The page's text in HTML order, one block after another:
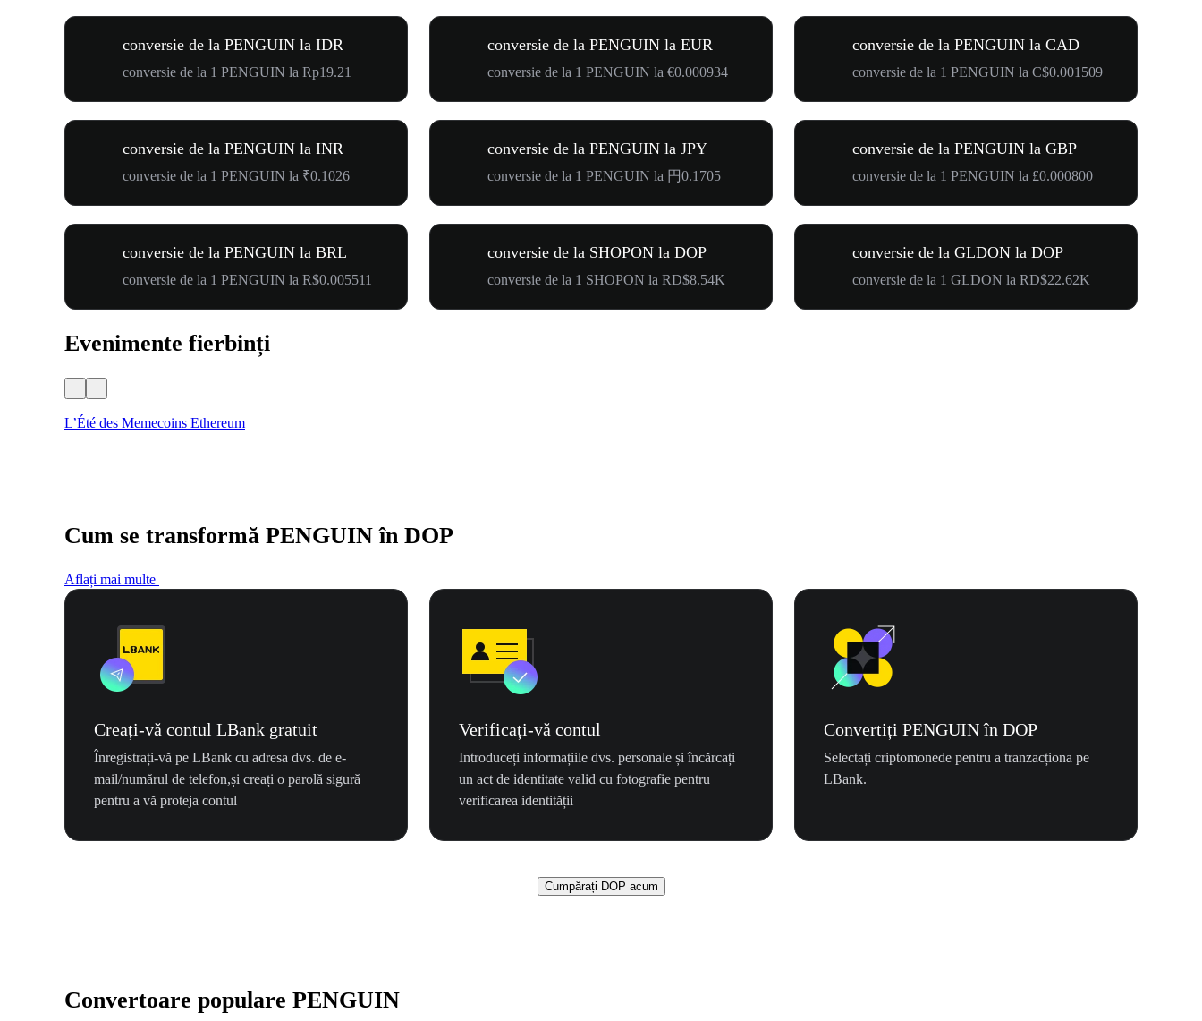
conversie de la PENGUIN la IDR
conversie de la 1 PENGUIN la Rp19.21
conversie de la PENGUIN la EUR
conversie de la 1 PENGUIN la €0.000934
conversie de la PENGUIN la CAD
conversie de la 1 PENGUIN la C$0.001509
conversie de la PENGUIN la INR
conversie de la 1 PENGUIN la ₹0.1026
conversie de la PENGUIN la JPY
conversie de la 1 PENGUIN la 円0.1705
conversie de la PENGUIN la GBP
conversie de la 1 PENGUIN la £0.000800
conversie de la PENGUIN la BRL
conversie de la 1 PENGUIN la R$0.005511
conversie de la SHOPON la DOP
conversie de la 1 SHOPON la RD$8.54K
conversie de la GLDON la DOP
conversie de la 1 GLDON la RD$22.62K
Evenimente fierbinți
L’Été des Memecoins Ethereum
Cum se transformă PENGUIN în DOP
Aflați mai multe
Creați-vă contul LBank gratuit
Înregistrați-vă pe LBank cu adresa dvs. de e-
mail/numărul de telefon,și creați o parolă sigură
pentru a vă proteja contul
Verificați-vă contul
Introduceți informațiile dvs. personale și încărcați
un act de identitate valid cu fotografie pentru
verificarea identității
Convertiți PENGUIN în DOP
Selectați criptomonede pentru a tranzacționa pe
LBank.
Cumpărați DOP acum
Convertoare populare PENGUIN